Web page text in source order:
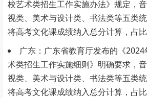
校艺术类招生工作实施办法》规定，
视类、美术与设计类、书法类等五类
将高考文化课成绩纳入总分计算，占比
广东：广东省教育厅发布的《
术类招生工作实施细则》明确要求，
视类、美术与设计类、书法类等五类
将高考文化课成绩纳入总分计算，占比